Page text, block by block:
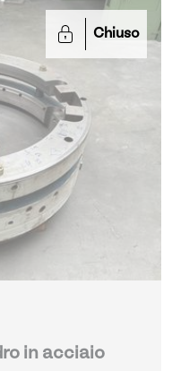
Chiuso
in acciaio